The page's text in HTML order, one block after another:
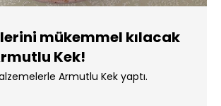
mükemmel kılacak
Kek!
Armutlu Kek yaptı.